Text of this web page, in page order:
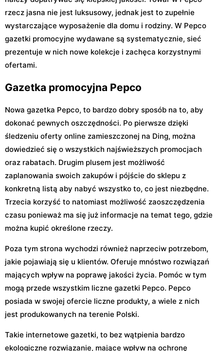
rzecz jasna nie jest luksusowy, jednak jest to zupełnie
wystarczające wyposażenie dla domu i rodziny. W Pepco
gazetki promocyjne wydawane są systematycznie, sieć
prezentuje w nich nowe kolekcje i zachęca korzystnymi
ofertami.
Gazetka promocyjna Pepco
Nowa gazetka Pepco, to bardzo dobry sposób na to, aby
dokonać pewnych oszczędności. Po pierwsze dzięki
śledzeniu oferty online zamieszczonej na Ding, można
dowiedzieć się o wszystkich najświeższych promocjach
oraz rabatach. Drugim plusem jest możliwość
zaplanowania swoich zakupów i pójście do sklepu z
konkretną listą aby nabyć wszystko to, co jest niezbędne.
Trzecia korzyść to natomiast możliwość zaoszczędzenia
czasu ponieważ ma się już informacje na temat tego, gdzie
można kupić określone rzeczy.
Poza tym strona wychodzi również naprzeciw potrzebom,
jakie pojawiają się u klientów. Oferuje mnóstwo rozwiązań
mających wpływ na poprawę jakości życia. Pomóc w tym
mogą przede wszystkim liczne gazetki Pepco. Pepco
posiada w swojej ofercie liczne produkty, a wiele z nich
jest produkowanych na terenie Polski.
Takie internetowe gazetki, to bez wątpienia bardzo
ekologiczne rozwiązanie, mające wpływ na ochronę